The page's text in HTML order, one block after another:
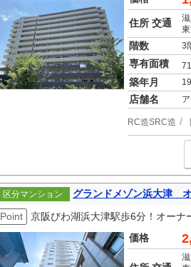
住所 交通
階数 3
専有面積
築年月
店舗名
RC造SRC造
区分マンション
グランドメゾン浜大津
Point
京阪びわ湖浜大津駅歩6分！オーナ
価格